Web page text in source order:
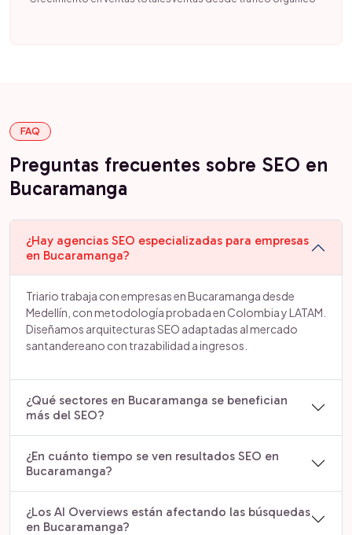
FAQ
Preguntas frecuentes sobre SEO en
Bucaramanga
¿Hay agencias SEO especializadas para empresas
en Bucaramanga?
Triario trabaja con empresas en Bucaramanga desde
Medellín, con metodología probada en Colombia y LATAM.
Diseñamos arquitecturas SEO adaptadas al mercado
santandereano con trazabilidad a ingresos.
¿Qué sectores en Bucaramanga se benefician
más del SEO?
¿En cuánto tiempo se ven resultados SEO en
Bucaramanga?
¿Los AI Overviews están afectando las búsquedas
en Bucaramanga?